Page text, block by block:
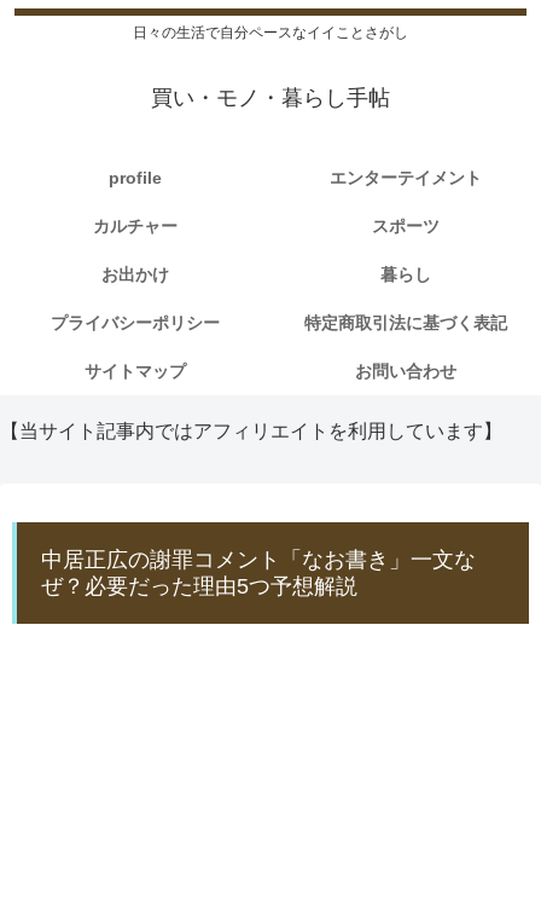
日々の生活で自分ペースなイイことさがし
買い・モノ・暮らし手帖
profile エンターテイメント
カルチャー スポーツ
お出かけ 暮らし
プライバシーポリシー 特定商取引法に基づく表記
サイトマップ お問い合わせ
【当サイト記事内ではアフィリエイトを利用しています】
中居正広の謝罪コメント「なお書き」一文な
ぜ？必要だった理由5つ予想解説